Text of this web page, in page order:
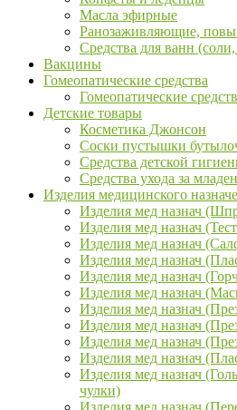
Масла эфирные
Ранозаживляющие,
Средства для ванн
Вакцины
Гомеопатические средства
Гомеопатические
Детские товары
Косметика Джонсон
Соски пустышки
Средства детской
Средства ухода за
Изделия медицинского
Изделия мед назнач
Изделия мед назнач
Изделия мед назнач
Изделия мед назнач
Изделия мед назнач
Изделия мед назнач
Изделия мед назнач
Изделия мед назнач
Изделия мед назнач
Изделия мед назнач
Изделия мед назнач
чулки)